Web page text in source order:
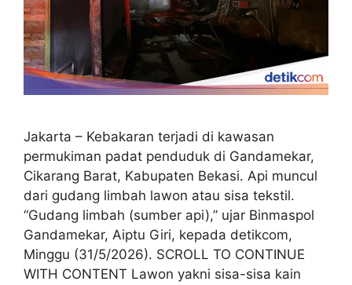
Jakarta – Kebakaran terjadi di kawasan
permukiman padat penduduk di Gandamekar,
Cikarang Barat, Kabupaten Bekasi. Api muncul
dari gudang limbah lawon atau sisa tekstil.
“Gudang limbah (sumber api),” ujar Binmaspol
Gandamekar, Aiptu Giri, kepada detikcom,
Minggu (31/5/2026). SCROLL TO CONTINUE
WITH CONTENT Lawon yakni sisa-sisa kain